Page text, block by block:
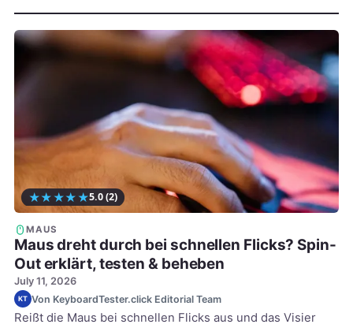
★★★★★5.0(2)
MAUS
Maus dreht durch bei schnellen Flicks? Spin-
Out erklärt, testen & beheben
July 11, 2026
KT Von KeyboardTester.click Editorial Team
Reißt die Maus bei schnellen Flicks aus und das Visier